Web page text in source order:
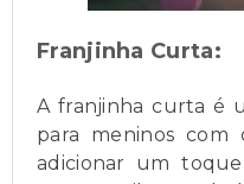
Franjinha Curta:
A franjinha curta é
para meninos com
adicionar um